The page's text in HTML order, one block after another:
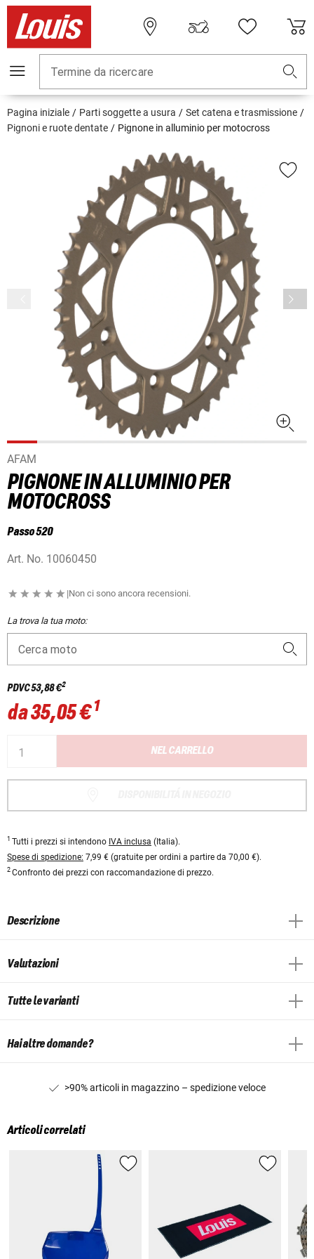
Termine da ricercare
Pagina iniziale Parti soggette a usura
Set catena e trasmissione
Pignoni e ruote dentate
Pignone in alluminio per motocross
AFAM
PIGNONE IN ALLUMINIO PER
MOTOCROSS
Passo 520
Art. No. 10060450
|Non ci sono ancora recensioni.
La trova la tua moto:
Cerca moto
PDVC53,88 €2
da35,05 €1
NEL CARRELLO
1 Tutti i prezzi si intendono IVA inclusa (Italia).
Spese di spedizione: 7,99 € (gratuite per ordini a partire da 70,00 €).
2 Confronto dei prezzi con raccomandazione di prezzo.
Descrizione
Valutazioni
Tutte le varianti
Hai altre domande?
>90% articoli in magazzino – spedizione veloce
Articoli correlati